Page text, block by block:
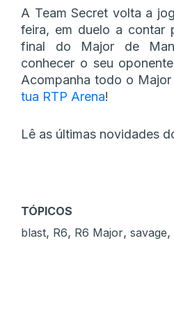
A Team Secret volta a
feira, em duelo a contar
final do Major de
conhecer o seu
Acompanha todo o Major
tua RTP Arena!
Lê as últimas novidades
TÓPICOS
blast, R6, R6 Major, savage,